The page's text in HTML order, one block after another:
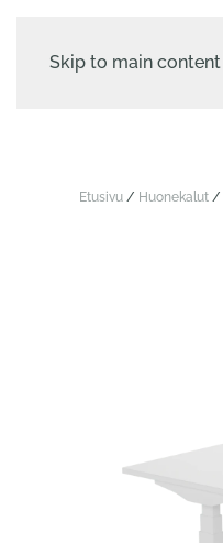
Skip to main content
Etusivu / Huonekalut /